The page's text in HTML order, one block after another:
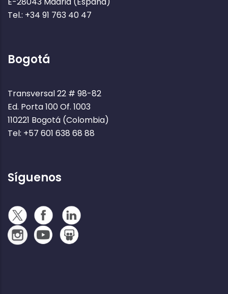
Tel.: +34 91 763 40 47
Bogotá
Transversal 22 # 98-82
Ed. Porta 100 Of. 1003
110221 Bogotá (Colombia)
Tel: +57 601 638 68 88
Síguenos